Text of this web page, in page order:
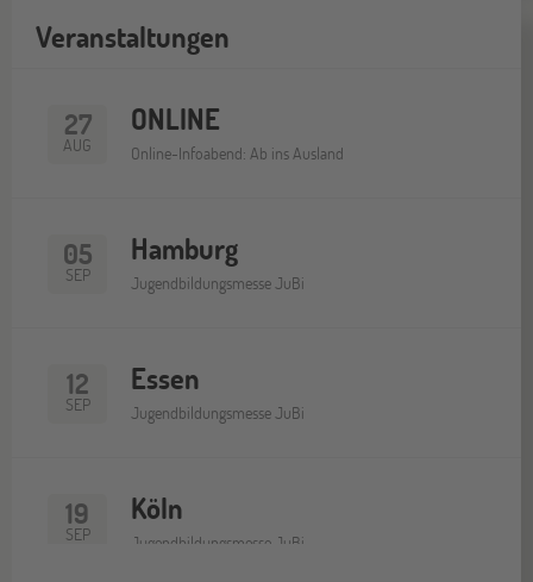
Veranstaltungen
27
AUG
ONLINE
Online-Infoabend: Ab ins Ausland
05
SEP
Hamburg
Jugendbildungsmesse JuBi
12
SEP
Essen
Jugendbildungsmesse JuBi
19
SEP
Köln
Jugendbildungsmesse JuBi